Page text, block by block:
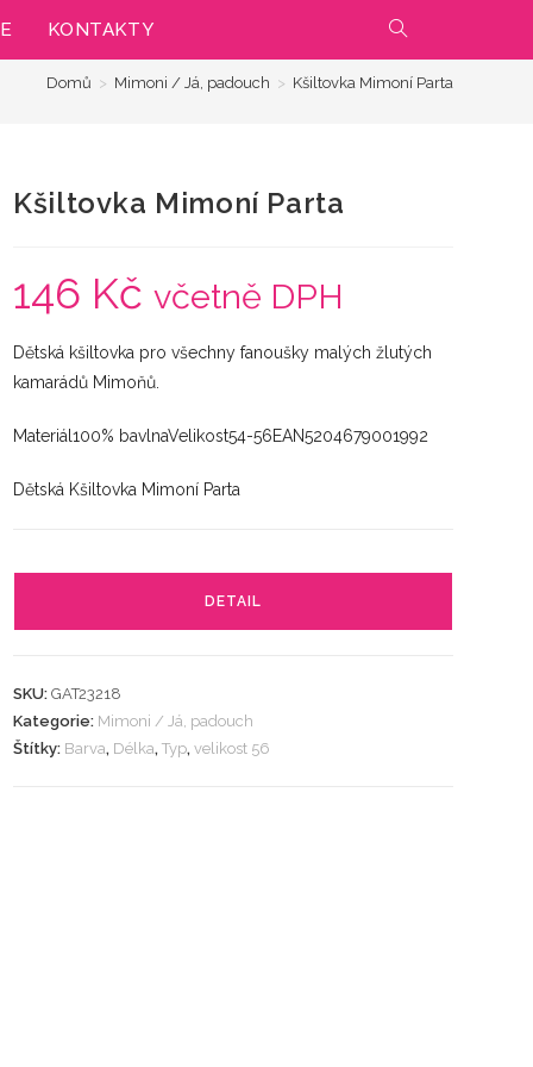
KONTAKTY PŘEPNOUT
VYHLEDÁVÁNÍ
Domů > Mimoni / Já, padouch > Kšiltovka Mimoní Parta
Kšiltovka Mimoní Parta
146 Kč včetně DPH
Dětská kšiltovka pro všechny fanoušky malých žlutých
kamarádů Mimoňů.
Materiál100% bavlnaVelikost54-56EAN5204679001992
Dětská Kšiltovka Mimoní Parta
DETAIL
SKU:GAT23218
Kategorie: Mimoni / Já, padouch
Štítky: Barva, Délka,Typ,velikost 56